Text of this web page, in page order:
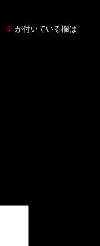
※ が付いている欄は